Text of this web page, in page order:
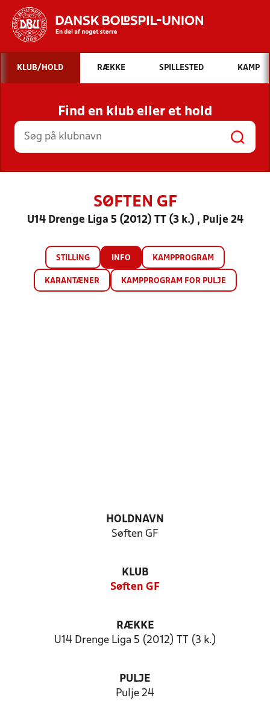
Hvad vil du søge efter?
INDHOLD OG NYHEDER
STILLINGER, RESULTATER, KLUBBER OG
HOLD
KLUB/HOLD RÆKKE SPILLESTED KAMP
Find en klub eller et hold
SØFTEN GF
U14 Drenge Liga 5 (2012) TT (3 k.) , Pulje 24
STILLING INFO KAMPPROGRAM
KARANTÆNER KAMPPROGRAM FOR PULJE
HOLDNAVN
Søften GF
KLUB
Søften GF
RÆKKE
U14 Drenge Liga 5 (2012) TT (3 k.)
PULJE
Pulje 24